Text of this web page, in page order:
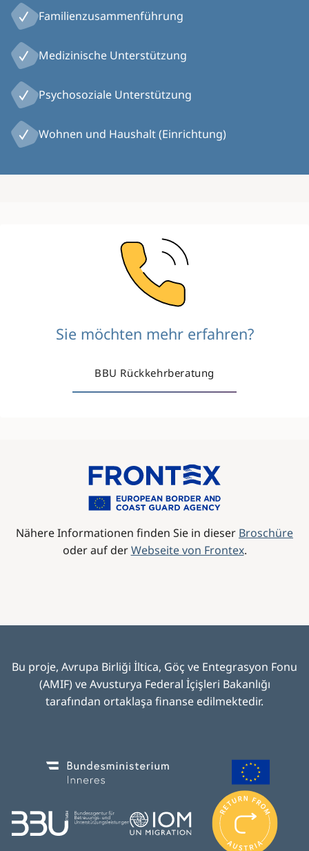
Familienzusammenführung
Medizinische Unterstützung
Psychosoziale Unterstützung
Wohnen und Haushalt (Einrichtung)
Sie möchten mehr erfahren?
BBU Rückkehrberatung
Nähere Informationen finden Sie in dieser Broschüre
oder auf derWebseite von Frontex.
Bu proje, Avrupa Birliği İltica, Göç ve Entegrasyon Fonu
(AMIF) ve Avusturya Federal İçişleri Bakanlığı
tarafından ortaklaşa finanse edilmektedir.
Image Image
Image Image